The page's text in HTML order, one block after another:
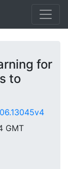
for
to
GMT